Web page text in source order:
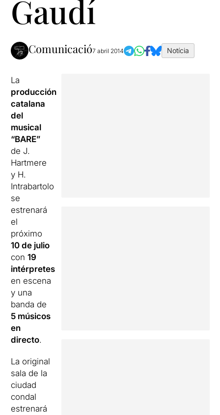
Gaudí
Comunicació7 abril 2014 Notícia
La
producción
catalana
del
musical
“BARE”
de J.
Hartmere
y H.
Intrabartolo
se
estrenará
el
próximo
10 de julio
con19
intérpretes
en escena
y una
banda de
5 músicos
en
directo.
La original
sala de la
ciudad
condal
estrenará